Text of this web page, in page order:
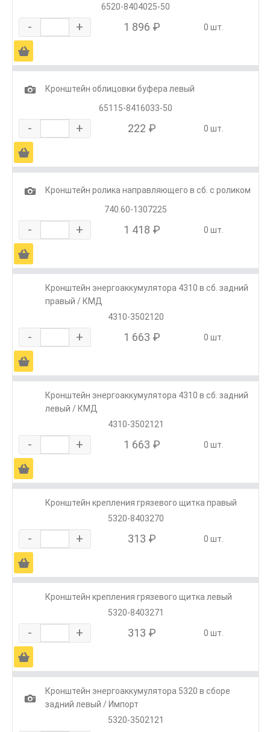
6520-8404025-50
- + 1 896 ₽ 0 шт.
Ä
1
Кронштейн облицовки буфера левый
65115-8416033-50
- + 222 ₽ 0 шт.
Ä
1
Кронштейн ролика направляющего в сб. с роликом
740.60-1307225
- + 1 418 ₽ 0 шт.
Ä
Кронштейн энергоаккумулятора 4310 в сб. задний
правый / КМД
4310-3502120
- + 1 663 ₽ 0 шт.
Ä
Кронштейн энергоаккумулятора 4310 в сб. задний
левый / КМД
4310-3502121
- + 1 663 ₽ 0 шт.
Ä
Кронштейн крепления грязевого щитка правый
5320-8403270
- + 313 ₽ 0 шт.
Ä
Кронштейн крепления грязевого щитка левый
5320-8403271
- + 313 ₽ 0 шт.
Ä
1
Кронштейн энергоаккумулятора 5320 в сборе
задний левый / Импорт
5320-3502121